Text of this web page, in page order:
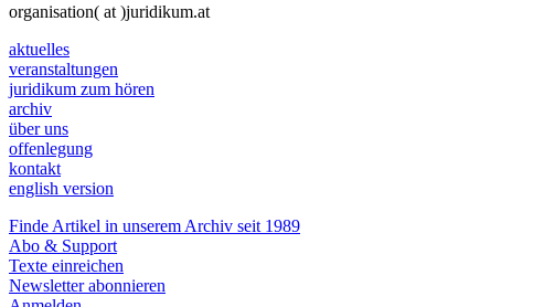
organisation( at )juridikum.at
aktuelles
veranstaltungen
juridikum zum hören
archiv
über uns
offenlegung
kontakt
english version
Finde Artikel in unserem Archiv seit 1989
Abo & Support
Texte einreichen
Newsletter abonnieren